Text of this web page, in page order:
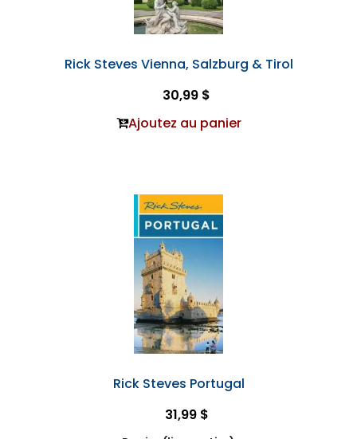
Rick Steves Vienna, Salzburg & Tirol
30,99 $
Ajoutez au panier
Rick Steves Portugal
31,99 $